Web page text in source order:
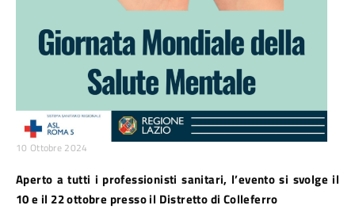
10 Ottobre 2024
Aperto a tutti i professionisti sanitari, l’evento si svolge il
10 e il 22 ottobre presso il Distretto di Colleferro